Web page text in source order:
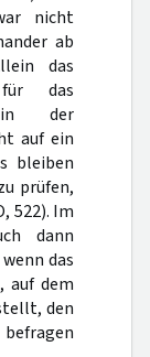
nicht
ab
das
das
in der
auf ein
bleiben
prüfen,
522). Im
dann
das
auf dem
den